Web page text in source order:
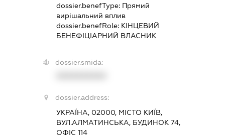
dossier.benefType: Прямий
вирішальний вплив
dossier.benefRole: КІНЦЕВИЙ
БЕНЕФІЦІАРНИЙ ВЛАСНИК
dossier.smida:
dossier.address:
УКРАЇНА, 02000, МІСТО КИЇВ,
ВУЛ.АЛМАТИНСЬКА, БУДИНОК 74,
ОФІС 114